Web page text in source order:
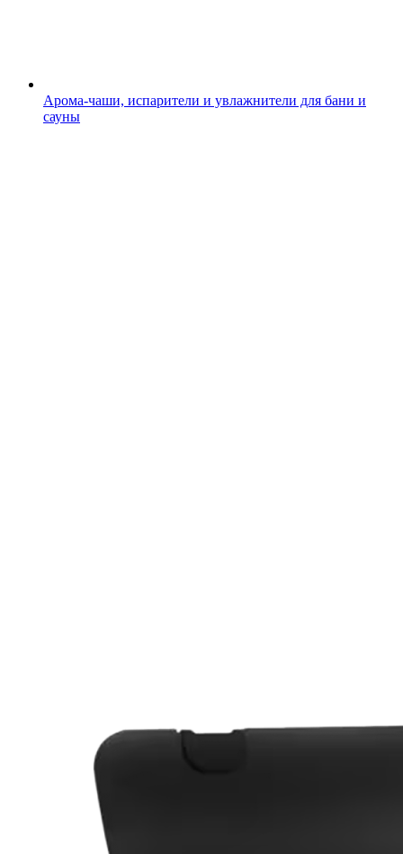
Арома-чаши, испарители и увлажнители для бани и
сауны